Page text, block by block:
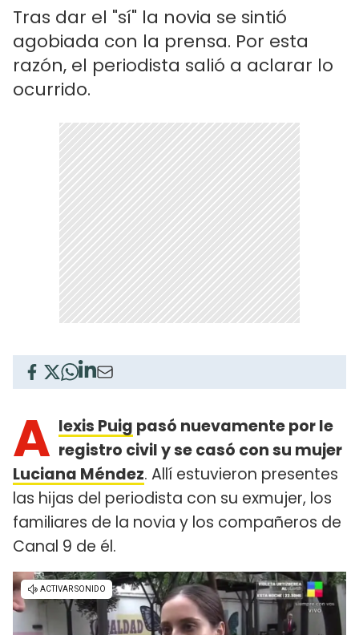
Tras dar el "sí" la novia se sintió
agobiada con la prensa. Por esta
razón, el periodista salió a aclarar lo
ocurrido.
A lexis Puig pasó nuevamente por le
registro civil y se casó con su mujer
Luciana Méndez. Allí estuvieron presentes
las hijas del periodista con su exmujer, los
familiares de la novia y los compañeros de
Canal 9 de él.